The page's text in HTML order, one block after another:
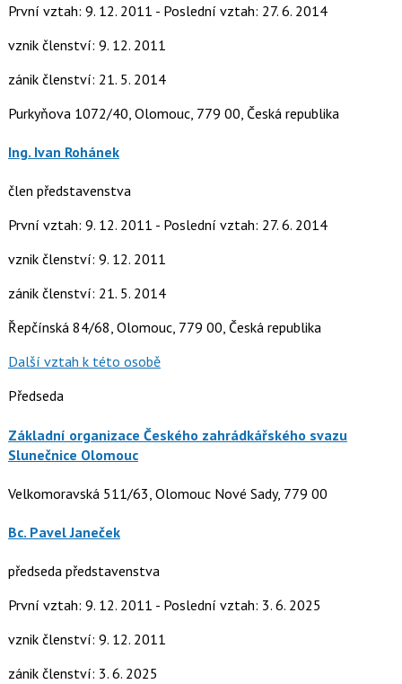
První vztah: 9. 12. 2011 - Poslední vztah: 27. 6. 2014
vznik členství: 9. 12. 2011
zánik členství: 21. 5. 2014
Purkyňova 1072/40, Olomouc, 779 00, Česká republika
Ing. Ivan Rohánek
člen představenstva
První vztah: 9. 12. 2011 - Poslední vztah: 27. 6. 2014
vznik členství: 9. 12. 2011
zánik členství: 21. 5. 2014
Řepčínská 84/68, Olomouc, 779 00, Česká republika
Další vztah k této osobě
Předseda
Základní organizace Českého zahrádkářského svazu
Slunečnice Olomouc
Velkomoravská 511/63, Olomouc Nové Sady, 779 00
Bc. Pavel Janeček
předseda představenstva
První vztah: 9. 12. 2011 - Poslední vztah: 3. 6. 2025
vznik členství: 9. 12. 2011
zánik členství: 3. 6. 2025